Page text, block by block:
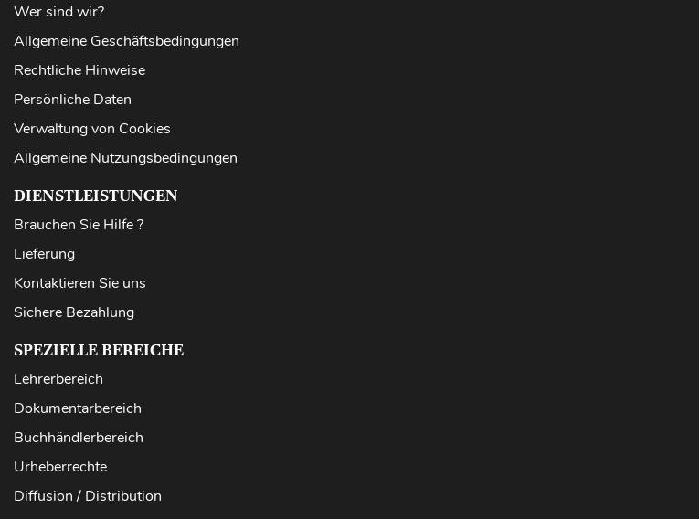
Wer sind wir?
Allgemeine Geschäftsbedingungen
Rechtliche Hinweise
Persönliche Daten
Verwaltung von Cookies
Allgemeine Nutzungsbedingungen
DIENSTLEISTUNGEN
Brauchen Sie Hilfe ?
Lieferung
Kontaktieren Sie uns
Sichere Bezahlung
SPEZIELLE BEREICHE
Lehrerbereich
Dokumentarbereich
Buchhändlerbereich
Urheberrechte
Diffusion / Distribution